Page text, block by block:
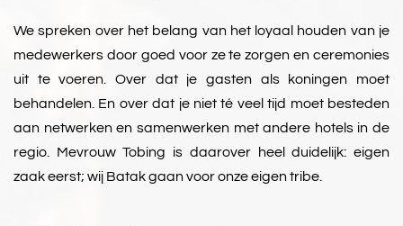
We spreken over het belang van het loyaal houden van je
medewerkers door goed voor ze te zorgen en ceremonies
uit te voeren. Over dat je gasten als koningen moet
behandelen. En over dat je niet té veel tijd moet besteden
aan netwerken en samenwerken met andere hotels in de
regio. Mevrouw Tobing is daarover heel duidelijk: eigen
zaak eerst; wij Batak gaan voor onze eigen tribe.